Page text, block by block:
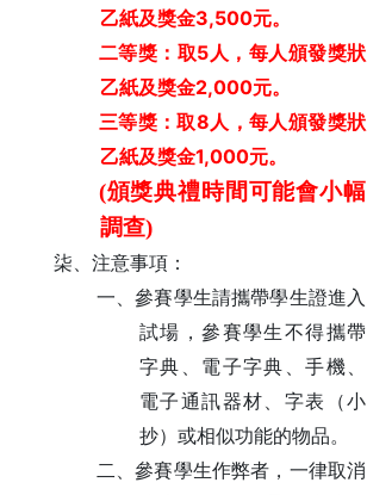
乙紙及獎金3,500元。
二等獎：取5 人，每人頒發獎狀
乙紙及獎金2,000元。
三等獎：取8 人，每人頒發獎狀
乙紙及獎金1,000元。
(頒獎典禮時間可能會小幅
調查)
柒、注意事項：
一、參賽學生請攜帶學生證進入
試場，參賽學生不得攜帶
字典、電子字典、手機、
電子通訊器材、字表（小
抄）或相似功能的物品。
二、參賽學生作弊者，一律取消